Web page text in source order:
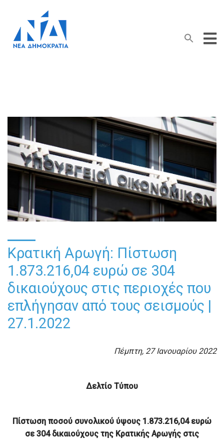
Search
for:
Search Button
Κρατική Αρωγή: Πίστωση
1.873.216,04 ευρώ σε 304
δικαιούχους στις περιοχές που
επλήγησαν από τους σεισμούς |
27.1.2022
Πέμπτη, 27 Ιανουαρίου 2022
Δελτίο Τύπου
Πίστωση ποσού συνολικού ύψους 1.873.216,04ευρώ
σε 304 δικαιούχους της Κρατικής Αρωγής στις